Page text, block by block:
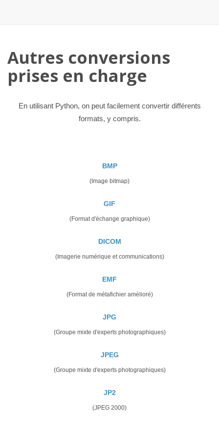
Autres conversions
prises en charge
En utilisant Python, on peut facilement convertir différents
formats, y compris.
BMP
(Image bitmap)
GIF
(Format d'échange graphique)
DICOM
(Imagerie numérique et communications)
EMF
(Format de métafichier amélioré)
JPG
(Groupe mixte d'experts photographiques)
JPEG
(Groupe mixte d'experts photographiques)
JP2
(JPEG 2000)